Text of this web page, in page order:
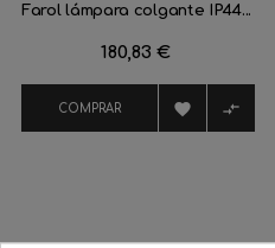
Farol lámpara colgante IP44...
Precio
180,83 €
COMPRAR  